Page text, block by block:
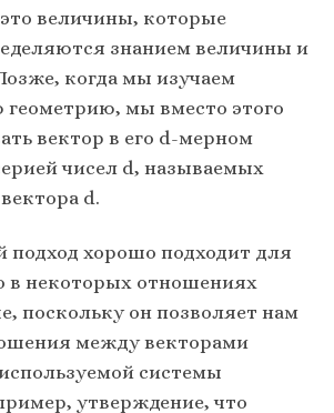
величины, которые
знанием величины и
когда мы изучаем
геометрию, мы вместо этого
вектор в его d-мерном
чисел d, называемых
d.
подход хорошо подходит для
в некоторых отношениях
поскольку он позволяет нам
между векторами
системы
утверждение, что